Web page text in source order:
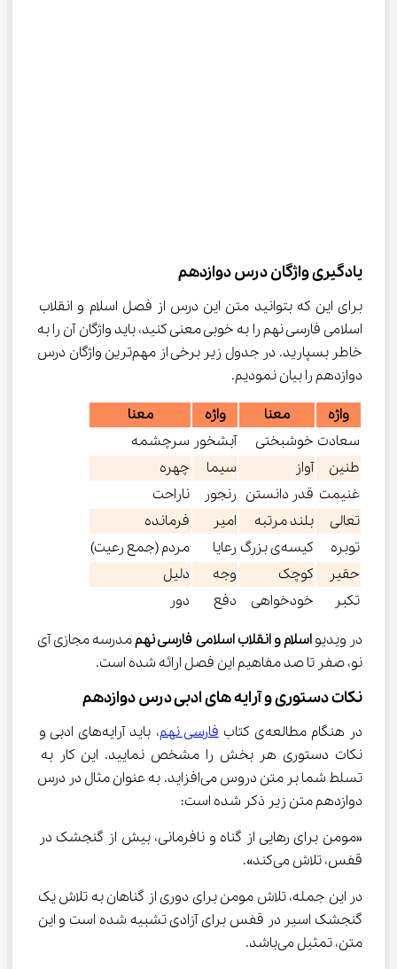
یادگیری واژگان درس دوازدهم
برای این که بتوانید متن این درس از فصل اسلام و انقلاب
اسلامی فارسی نهم را به خوبی معنی کنید، باید واژگان آن را به
خاطر بسپارید. در جدول زیر برخی از مهم‌ترین واژگان درس
دوازدهم را بیان نمودیم.
واژه
معنا واژه
معنا
سعادت خوشبختی آبشخور سرچشمه
طنین
آواز سیما
چهره
غنیمت قدر دانستن رنجور
ناراحت
تعالی
بلند مرتبه امیر
فرمانده
توبره
کیسه‌ی بزرگ رعایا
مردم (جمع رعیت)
حقیر
کوچک وجه
دلیل
تکبر
خودخواهی دفع
دور
در ویدیو اسلام و انقلاب اسلامی فارسی نهم مدرسه مجازی آی
نو، صفر تا صد مفاهیم این فصل ارائه شده است.
نکات دستوری و آرایه های ادبی درس دوازدهم
در هنگام مطالعه‌ی کتاب فارسی نهم
، باید آرایه‌های ادبی و
نکات دستوری هر بخش را مشخص نمایید. این کار به
تسلط شما بر متن دروس می‌افزاید. به عنوان مثال در درس
دوازدهم متن زیر ذکر شده است:
«مومن برای رهایی از گناه و نافرمانی، بیش از گنجشک در
قفس، تلاش می‌کند».
در این جمله، تلاش مومن برای دوری از گناهان به تلاش یک
گنجشک اسیر در قفس برای آزادی تشبیه شده است و این
متن، تمثیل می‌باشد.